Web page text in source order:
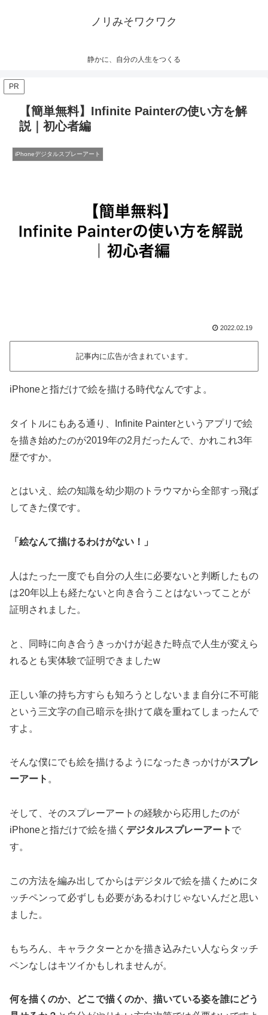
ノリみそワクワク
静かに、自分の人生をつくる
PR
【簡単無料】Infinite Painterの使い方を解
説｜初心者編
iPhoneデジタルスプレーアート
2022.02.19
記事内に広告が含まれています。
iPhoneと指だけで絵を描ける時代なんですよ。
タイトルにもある通り、Infinite Painterというアプリで絵
を描き始めたのが2019年の2月だったんで、かれこれ3年
歴ですか。
とはいえ、絵の知識を幼少期のトラウマから全部すっ飛ば
してきた僕です。
「絵なんて描けるわけがない！」
人はたった一度でも自分の人生に必要ないと判断したもの
は20年以上も経たないと向き合うことはないってことが
証明されました。
と、同時に向き合うきっかけが起きた時点で人生が変えら
れるとも実体験で証明できましたw
正しい筆の持ち方すらも知ろうとしないまま自分に不可能
という三文字の自己暗示を掛けて歳を重ねてしまったんで
すよ。
そんな僕にでも絵を描けるようになったきっかけがスプレ
ーアート 。
そして、そのスプレーアートの経験から応用したのが
iPhoneと指だけで絵を描く デジタルスプレーアート で
す。
この方法を編み出してからはデジタルで絵を描くためにタ
ッチペンって必ずしも必要があるわけじゃないんだと思い
ました。
もちろん、キャラクターとかを描き込みたい人ならタッチ
ペンなしはキツイかもしれませんが。
何を描くのか、どこで描くのか、描いている姿を誰にどう